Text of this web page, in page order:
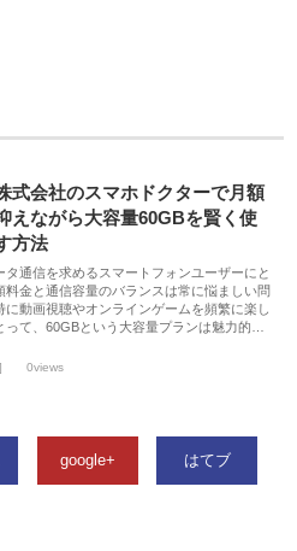
式会社のスマホドクターで月額
えながら大容量60GBを賢く使
方法
タ通信を求めるスマートフォンユーザーにと
料金と通信容量のバランスは常に悩ましい問
に動画視聴やオンラインゲームを頻繁に楽し
って、60GBという大容量プランは魅力的…
0views
google+ はてブ